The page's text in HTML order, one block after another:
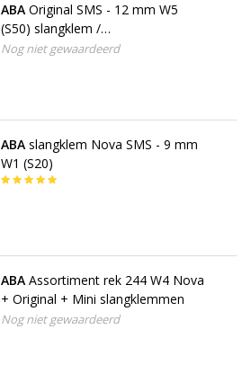
ABA Original SMS - 12 mm W5
(S50) slangklem /
wormschroefklem
Nog niet gewaardeerd
ABA slangklem Nova SMS - 9 mm
W1 (S20)
ABA Assortiment rek 244 W4 Nova
+ Original + Mini slangklemmen
Nog niet gewaardeerd